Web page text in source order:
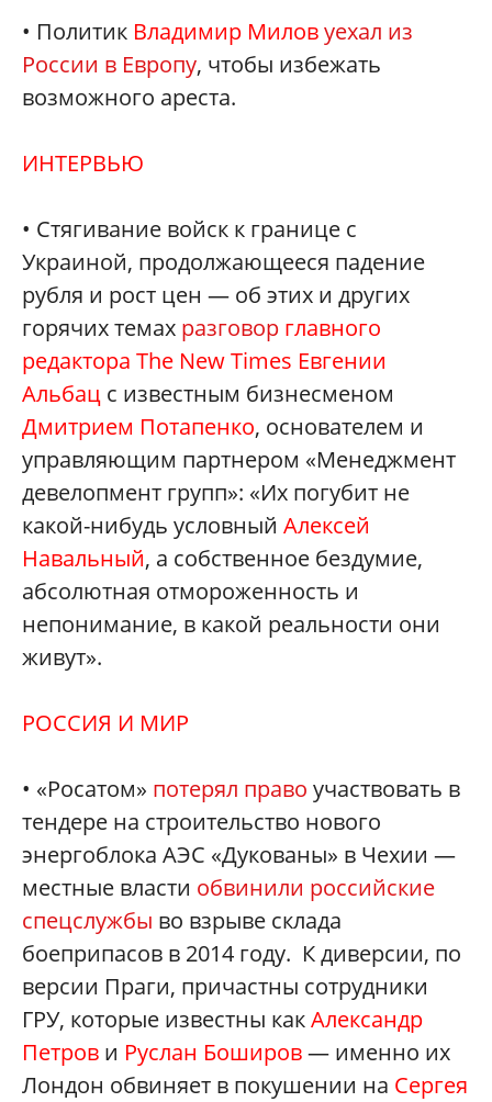
• Политик Владимир Миловуехал из
России в Европу, чтобы избежать
возможного ареста.
ИНТЕРВЬЮ
• Стягивание войск к границе с
Украиной, продолжающееся падение
рубля и рост цен — об этих и других
горячих темах разговор главного
редактора The New Times Евгении
Альбац с известным бизнесменом
Дмитрием Потапенко, основателем и
управляющим партнером «Менеджмент
девелопмент групп»: «Их погубит не
какой-нибудь условный Алексей
Навальный, а собственное бездумие,
абсолютная отмороженность и
непонимание, в какой реальности они
живут».
РОССИЯ И МИР
• «Росатом» потерял право участвовать в
тендере на строительство нового
энергоблока АЭС «Дукованы» в Чехии —
местные власти обвинили российские
спецслужбы во взрыве склада
боеприпасов в 2014 году. К диверсии, по
версии Праги, причастны сотрудники
ГРУ, которые известны какАлександр
Петров и Руслан Боширов— именно их
Лондон обвиняет в покушении на Сергея